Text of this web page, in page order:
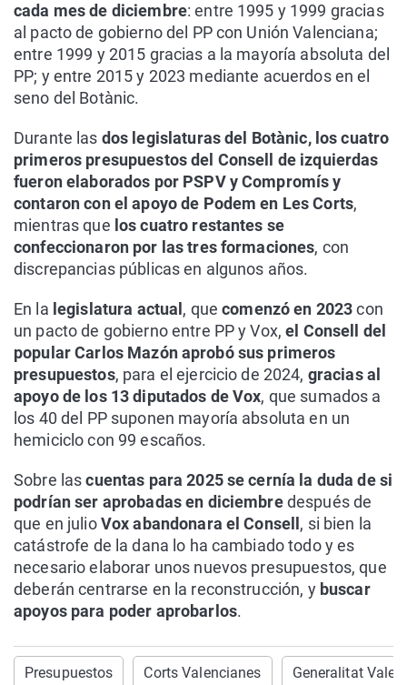
cada mes de diciembre: entre 1995 y 1999 gracias
al pacto de gobierno del PP con Unión Valenciana;
entre 1999 y 2015 gracias a la mayoría absoluta del
PP; y entre 2015 y 2023 mediante acuerdos en el
seno del Botànic.
Durante las dos legislaturas del Botànic, los cuatro
primeros presupuestos del Consell de izquierdas
fueron elaborados por PSPV y Compromís y
contaron con el apoyo de Podem en Les Corts,
mientras que los cuatro restantes se
confeccionaron por las tres formaciones, con
discrepancias públicas en algunos años.
En la legislatura actual , quecomenzó en 2023con
un pacto de gobierno entre PP y Vox,el Consell del
popular Carlos Mazón aprobó sus primeros
presupuestos, para el ejercicio de 2024, gracias al
apoyo de los 13 diputados de Vox, que sumados a
los 40 del PP suponen mayoría absoluta en un
hemiciclo con 99 escaños.
Sobre lascuentas para 2025 se cernía la duda de si
podrían ser aprobadas en diciembredespués de
que en julioVox abandonara el Consell , si bien la
catástrofe de la dana lo ha cambiado todo y es
necesario elaborar unos nuevos presupuestos, que
deberán centrarse en la reconstrucción, y buscar
apoyos para poder aprobarlos.
Presupuestos Corts Valencianes Generalitat